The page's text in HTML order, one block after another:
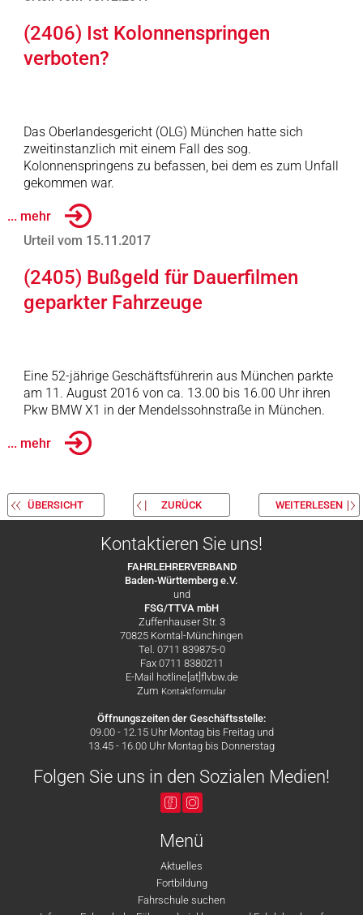
(2406) Ist Kolonnenspringen
verboten?
Das Oberlandesgericht (OLG) München hatte sich
zweitinstanzlich mit einem Fall des sog.
Kolonnenspringens zu befassen, bei dem es zum Unfall
gekommen war.
... mehr
Urteil vom 15.11.2017
(2405) Bußgeld für Dauerfilmen
geparkter Fahrzeuge
Eine 52-jährige Geschäftsführerin aus München parkte
am 11. August 2016 von ca. 13.00 bis 16.00 Uhr ihren
Pkw BMW X1 in der Mendelssohnstraße in München.
... mehr
ÜBERSICHT ZURÜCK WEITERLESEN
Kontaktieren Sie uns!
FAHRLEHRERVERBAND
Baden-Württemberg e.V.
und
FSG/TTVA mbH
Zuffenhauser Str. 3
70825 Korntal-Münchingen
Tel. 0711 839875-0
Fax 0711 8380211
E-Mail hotline[at]flvbw.de
Zum Kontaktformular
Öffnungszeiten der Geschäftsstelle:
09.00 - 12.15 Uhr Montag bis Freitag und
13.45 - 16.00 Uhr Montag bis Donnerstag
Folgen Sie uns in den Sozialen Medien!
Menü
Aktuelles
Fortbildung
Fahrschule suchen